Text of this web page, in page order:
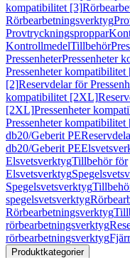
kompatibilitet [3]
Rörbearbetningsverktyg
Provtryckningsproppar
KontrollmedelTillbehör
PressenheterPressenheter
Pressenheter kompatibilitet
[2]Reservdelar för
kompatibilitet [2XL]
[2XL]Pressenheter
Pressenheter
db20/Geberit PE
db20/Geberit PE
ElsvetsverktygTillbehör för
Elsvetsverktyg
Spegelsvetsverktyg
spegelsvetsverktyg
Rörbearbetningsverktyg
rörbearbetningsverktyg
rörbearbetningsverktyg
Produktkategorier